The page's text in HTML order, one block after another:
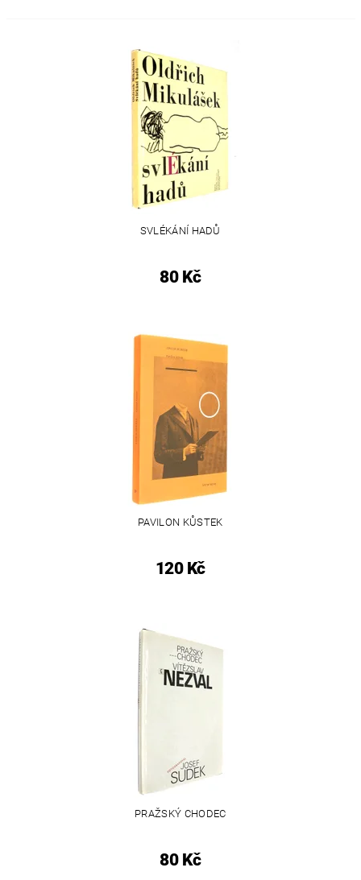
SVLÉKÁNÍ HADŮ
80 Kč
PAVILON KŮSTEK
120 Kč
PRAŽSKÝ CHODEC
80 Kč